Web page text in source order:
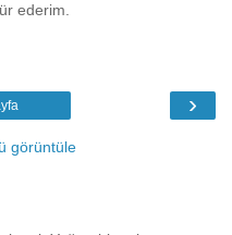
ederim.
›
görüntüle